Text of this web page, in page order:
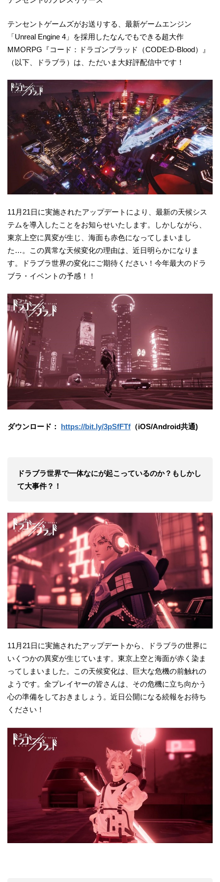
テンセントゲームズがお送りする、最新ゲームエンジン
「Unreal Engine 4」を採用したなんでもできる超大作
MMORPG『コード：ドラゴンブラッド（CODE:D-Blood）』
（以下、ドラブラ）は、ただいま大好評配信中です！
11月21日に実施されたアップデートにより、最新の天候シス
テムを導入したことをお知らせいたします。しかしながら、
東京上空に異変が生じ、海面も赤色になってしまいまし
た…。この異常な天候変化の理由は、近日明らかになりま
す。ドラブラ世界の変化にご期待ください！今年最大のドラ
ブラ・イベントの予感！！
ダウンロード： https://bit.ly/3pSfFTf （iOS/Android共通)
ドラブラ世界で一体なにが起こっているのか？もしかし
て大事件？！
11月21日に実施されたアップデートから、ドラブラの世界に
いくつかの異変が生じています。東京上空と海面が赤く染ま
ってしまいました。この天候変化は、巨大な危機の前触れの
ようです。全プレイヤーの皆さんは、その危機に立ち向かう
心の準備をしておきましょう。近日公開になる続報をお待ち
ください！